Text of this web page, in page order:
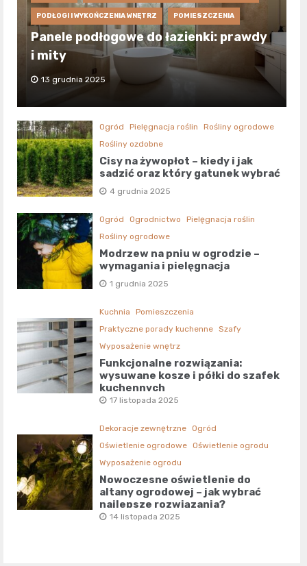
PODŁOGI I WYKOŃCZENIA WNĘTRZ POMIESZCZENIA
Panele podłogowe do łazienki: prawdy
i mity
13 grudnia 2025
Ogród Pielęgnacja roślin
Rośliny ogrodowe
Rośliny ozdobne
Cisy na żywopłot – kiedy i jak
sadzić oraz który gatunek wybrać
4 grudnia 2025
Ogród Ogrodnictwo
Pielęgnacja roślin
Rośliny ogrodowe
Modrzew na pniu w ogrodzie –
wymagania i pielęgnacja
1 grudnia 2025
Kuchnia
Pomieszczenia
Praktyczne porady kuchenne Szafy
Wyposażenie wnętrz
Funkcjonalne rozwiązania:
wysuwane kosze i półki do szafek
kuchennych
17 listopada 2025
Dekoracje zewnętrzne Ogród
Oświetlenie ogrodowe Oświetlenie ogrodu
Wyposażenie ogrodu
Nowoczesne oświetlenie do
altany ogrodowej – jak wybrać
najlepsze rozwiązania?
14 listopada 2025